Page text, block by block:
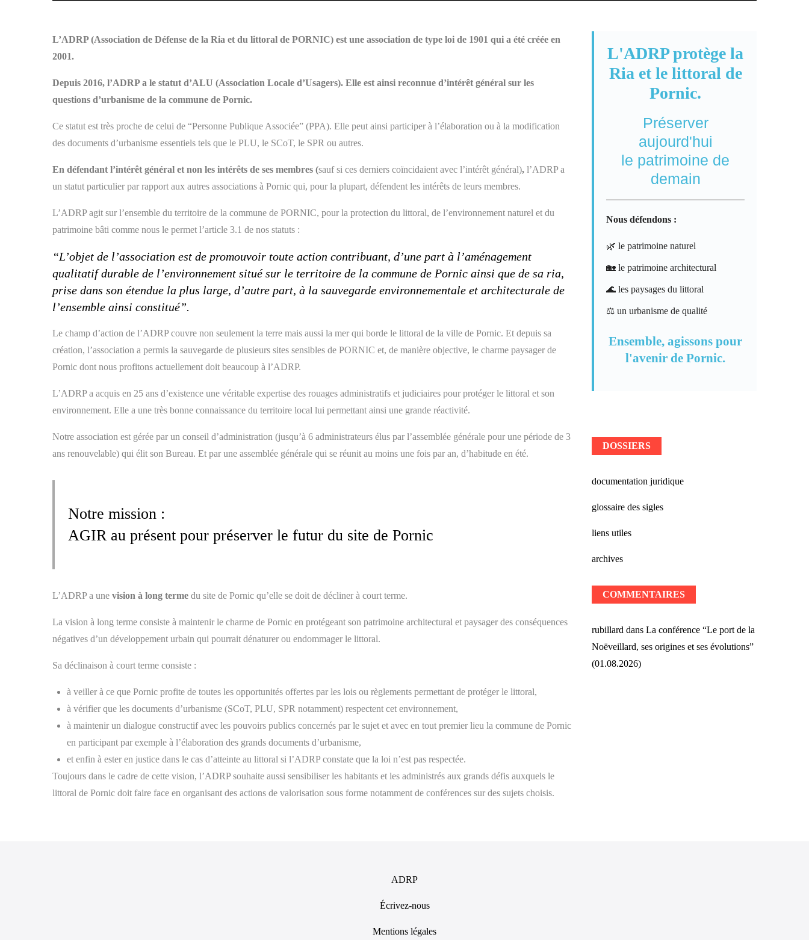
L’ADRP (Association de Défense de la Ria et du littoral de PORNIC) est une association de type loi de 1901 qui a été créée en
2001.
Depuis 2016, l’ADRP a le statut d’ALU (Association Locale d’Usagers). Elle est ainsi reconnue d’intérêt général sur les
questions d’urbanisme de la commune de Pornic.
Ce statut est très proche de celui de “Personne Publique Associée” (PPA). Elle peut ainsi participer à l’élaboration ou à la modification
des documents d’urbanisme essentiels tels que le PLU, le SCoT, le SPR ou autres.
En défendant l’intérêt général et non les intérêts de ses membres (sauf si ces derniers coïncidaient avec l’intérêt général), l’ADRP a
un statut particulier par rapport aux autres associations à Pornic qui, pour la plupart, défendent les intérêts de leurs membres.
L’ADRP agit sur l’ensemble du territoire de la commune de PORNIC, pour la protection du littoral, de l’environnement naturel et du
patrimoine bâti comme nous le permet l’article 3.1 de nos statuts :
“L’objet de l’association est de promouvoir toute action contribuant, d’une part à l’aménagement
qualitatif durable de l’environnement situé sur le territoire de la commune de Pornic ainsi que de sa ria,
prise dans son étendue la plus large, d’autre part, à la sauvegarde environnementale et architecturale de
l’ensemble ainsi constitué”.
Le champ d’action de l’ADRP couvre non seulement la terre mais aussi la mer qui borde le littoral de la ville de Pornic. Et depuis sa
création, l’association a permis la sauvegarde de plusieurs sites sensibles de PORNIC et, de manière objective, le charme paysager de
Pornic dont nous profitons actuellement doit beaucoup à l’ADRP.
L’ADRP a acquis en 25 ans d’existence une véritable expertise des rouages administratifs et judiciaires pour protéger le littoral et son
environnement. Elle a une très bonne connaissance du territoire local lui permettant ainsi une grande réactivité.
Notre association est gérée par un conseil d’administration (jusqu’à 6 administrateurs élus par l’assemblée générale pour une période de 3
ans renouvelable) qui élit son Bureau. Et par une assemblée générale qui se réunit au moins une fois par an, d’habitude en été.
Notre mission :
AGIR au présent pour préserver le futur du site de Pornic
L’ADRP a une vision à long terme du site de Pornic qu’elle se doit de décliner à court terme.
La vision à long terme consiste à maintenir le charme de Pornic en protégeant son patrimoine architectural et paysager des conséquences
négatives d’un développement urbain qui pourrait dénaturer ou endommager le littoral.
Sa déclinaison à court terme consiste :
à veiller à ce que Pornic profite de toutes les opportunités offertes par les lois ou règlements permettant de protéger le littoral,
à vérifier que les documents d’urbanisme (SCoT, PLU, SPR notamment) respectent cet environnement,
à maintenir un dialogue constructif avec les pouvoirs publics concernés par le sujet et avec en tout premier lieu la commune de Pornic
en participant par exemple à l’élaboration des grands documents d’urbanisme,
et enfin à ester en justice dans le cas d’atteinte au littoral si l’ADRP constate que la loi n’est pas respectée.
Toujours dans le cadre de cette vision, l’ADRP souhaite aussi sensibiliser les habitants et les administrés aux grands défis auxquels le
littoral de Pornic doit faire face en organisant des actions de valorisation sous forme notamment de conférences sur des sujets choisis.
L'ADRP protège la
Ria et le littoral de
Pornic.
Préserver
aujourd'hui
le patrimoine de
demain
Nous défendons :
🌿 le patrimoine naturel
🏡 le patrimoine architectural
🌊 les paysages du littoral
⚖️ un urbanisme de qualité
Ensemble, agissons pour
l'avenir de Pornic.
DOSSIERS
documentation juridique
glossaire des sigles
liens utiles
archives
COMMENTAIRES
rubillard dansLa conférence “Le port de la
Noëveillard, ses origines et ses évolutions”
(01.08.2026)
ADRP
Écrivez-nous
Mentions légales